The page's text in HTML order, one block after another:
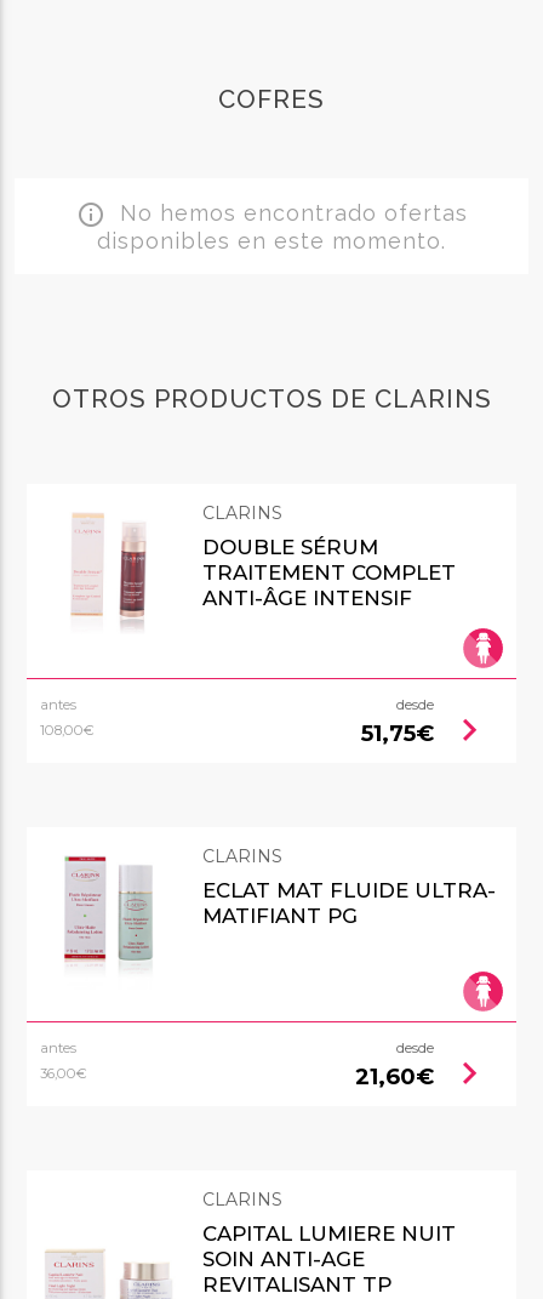
COFRES
info_outline No hemos encontrado ofertas
disponibles en este momento.
OTROS PRODUCTOS DE CLARINS
CLARINS
DOUBLE SÉRUM
TRAITEMENT COMPLET
ANTI-ÂGE INTENSIF
antes
108,00€
desde
51,75€ chevron_right
CLARINS
ECLAT MAT FLUIDE ULTRA-
MATIFIANT PG
antes
36,00€
desde
21,60€ chevron_right
CLARINS
CAPITAL LUMIERE NUIT
SOIN ANTI-AGE
REVITALISANT TP